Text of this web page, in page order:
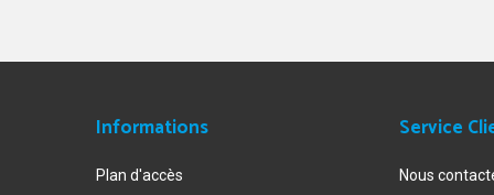
Informations
Plan d'accès
Service
Nous